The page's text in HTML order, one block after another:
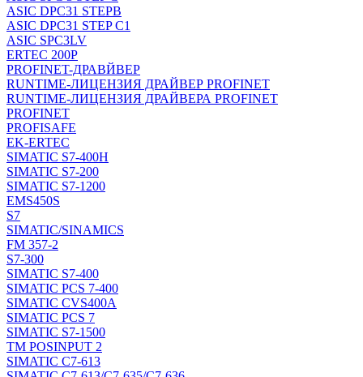
ASIC DPC31 STEPB
ASIC DPC31 STEP C1
ASIC SPC3LV
ERTEC 200P
PROFINET-ДРАВЙВЕР
RUNTIME-ЛИЦЕНЗИЯ ДРАЙВЕР PROFINET
RUNTIME-ЛИЦЕНЗИЯ ДРАЙВЕРА PROFINET
PROFINET
PROFISAFE
EK-ERTEC
SIMATIC S7-400H
SIMATIC S7-200
SIMATIC S7-1200
EMS450S
S7
SIMATIC/SINAMICS
FM 357-2
S7-300
SIMATIC S7-400
SIMATIC PCS 7-400
SIMATIC CVS400A
SIMATIC PCS 7
SIMATIC S7-1500
TM POSINPUT 2
SIMATIC C7-613